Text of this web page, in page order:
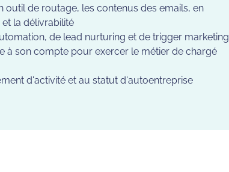
de routage, les contenus des emails, en
la délivrabilité
de lead nurturing et de trigger marketing
à son compte pour exercer le métier de chargé
d'activité et au statut d'autoentreprise